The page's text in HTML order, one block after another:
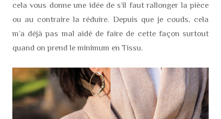
cela vous donne une idée de s’il faut rallonger la pièce
ou au contraire la réduire. Depuis que je couds, cela
m’a déjà pas mal aidé de faire de cette façon surtout
quand on prend le minimum en Tissu.